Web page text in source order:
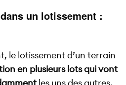
un lotissement :
le lotissement d’un terrain
en plusieurs lots qui vont
les uns des autres.